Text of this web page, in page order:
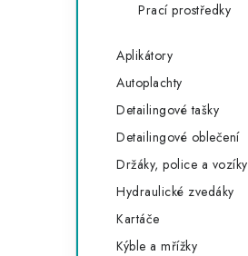
Prací prostředky
Aplikátory
Autoplachty
Detailingové tašky
Detailingové oblečení
Držáky, police a vozíky
Hydraulické zvedáky
Kartáče
Kýble a mřížky